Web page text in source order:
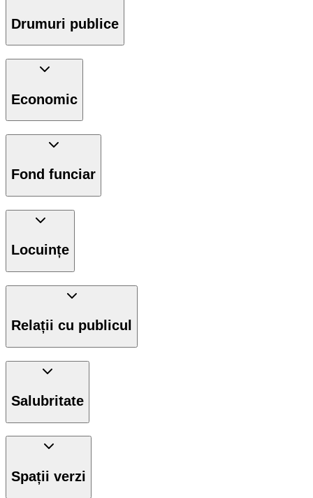
Drumuri publice
Economic
Fond funciar
Locuințe
Relații cu publicul
Salubritate
Spații verzi